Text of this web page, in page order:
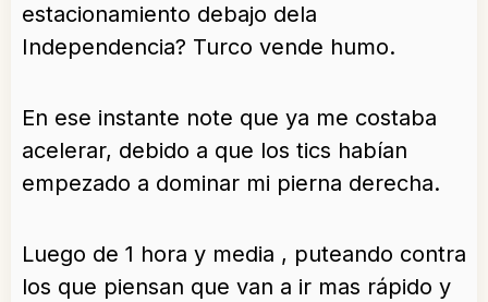
estacionamiento debajo dela
Independencia? Turco vende humo.
En ese instante note que ya me costaba
acelerar, debido a que los tics habían
empezado a dominar mi pierna derecha.
Luego de 1 hora y media , puteando contra
los que piensan que van a ir mas rápido y